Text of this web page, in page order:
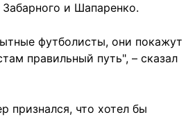
и Шапаренко.
футболисты, они покажут
правильный путь", – сказал
признался, что хотел бы